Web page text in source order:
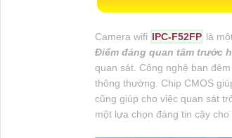
Camera wifi IPC-F52FP là
Điểm đáng quan tâm trước
quan sát. Công nghệ ban
thông thường. Chip CMOS
cũng giúp cho việc quan sát
một lựa chọn đáng tin cậy